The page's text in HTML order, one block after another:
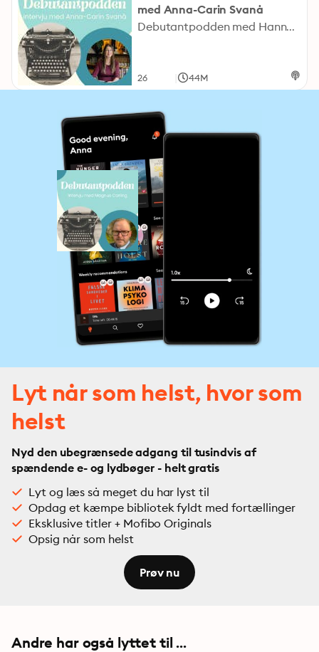
med Anna-Carin Svanå
Debutantpodden med Hanna Landahl. Skrivcoachens podcast byter skepnad och blir Debutantpodden! I detta första avsnitt intervjuar jag romandebutanten Anna-Carin Svanå som egentligen gjorde sin bokdebut för tio år sedan. Då med en barnbok på ett hybridförlag. Men egentligen drömde hon om att djupdyka i relationer och att skriva för vuxna. Och så blev det. I våras debuterade hon med romanen "Det blå palatset" som hon beskriver som en "feelgood med sorgkant". Och hon gjorde det på ett förlag som är många aspirerande författares våta dröm - Romanus och Selling som är ett av Bonnierförlagen. Hör Anna-Carin bland mycket annat berätta om hur det gick till när hon blev antagen. Lyssna och låt dig inspireras! Vill du veta mer om Anna-Carin? Då hittar du henne här: https://www.instagram.com/annacarinsvana/ Vill du också skriva en bok och bli författare? Kika i så fall på mitt kostnadsfria webinar "Kom igång med din debutroman på 30 dagar". Anmäl dig till webinaret här: https://skrivringen.se/f/komigangmeddindebut
26 44M
Lyt når som helst, hvor som
helst
Nyd den ubegrænsede adgang til tusindvis af
spændende e- og lydbøger - helt gratis
Lyt og læs så meget du har lyst til
Opdag et kæmpe bibliotek fyldt med fortællinger
Eksklusive titler + Mofibo Originals
Opsig når som helst
Prøv nu
Andre har også lyttet til ...